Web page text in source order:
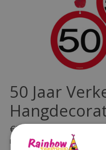
50 Jaar
€3,60
Incl. btw